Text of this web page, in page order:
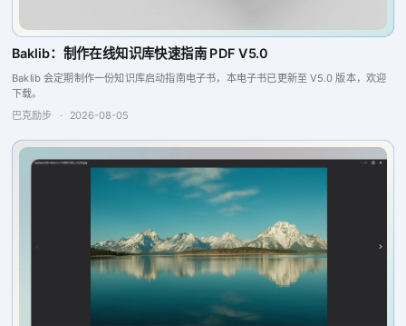
Baklib：制作在线知识库快速指南 PDF V5.0
Baklib 会定期制作一份知识库启动指南电子书，本电子书已更新至 V5.0 版本，欢迎
下载。
巴克励步 · 2026-08-05